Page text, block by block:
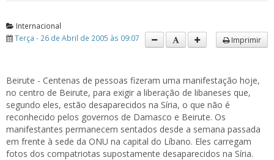
Internacional
Terça - 26 de Abril de 2005 às 09:07
Imprimir
Beirute - Centenas de pessoas fizeram uma manifestação hoje,
no centro de Beirute, para exigir a liberação de libaneses que,
segundo eles, estão desaparecidos na Síria, o que não é
reconhecido pelos governos de Damasco e Beirute. Os
manifestantes permanecem sentados desde a semana passada
em frente à sede da ONU na capital do Líbano. Eles carregam
fotos dos compatriotas supostamente desaparecidos na Síria.